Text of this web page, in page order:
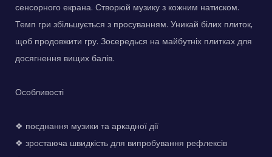
сенсорного екрана. Створюй музику з кожним натиском.
Темп гри збільшується з просуванням. Уникай білих плиток,
щоб продовжити гру. Зосередься на майбутніх плитках для
досягнення вищих балів.
Особливості
❖ поєднання музики та аркадної дії
❖ зростаюча швидкість для випробування рефлексів